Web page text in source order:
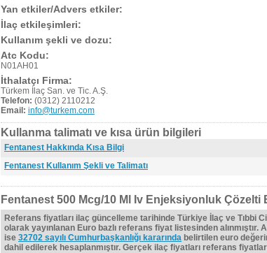
Yan etkiler/Advers etkiler:
İlaç etkileşimleri:
Kullanım şekli ve dozu:
Atc Kodu:
N01AH01
İthalatçı Firma:
Türkem İlaç San. ve Tic. A.Ş.
Telefon: (0312) 2110212
Email: info@turkem.com
Kullanma talimatı ve kısa ürün bilgileri
Fentanest Hakkında Kısa Bilgi
Fentanest Kullanım Şekli ve Talimatı
Fentanest 500 Mcg/10 Ml Iv Enjeksiyonluk Çözelti
Referans fiyatları ilaç güncelleme tarihinde Türkiye İlaç ve Tıbbi
olarak yayınlanan Euro bazlı referans fiyat listesinden alınmıştır.
ise 32702 sayılı Cumhurbaşkanlığı kararında belirtilen euro
dahil edilerek hesaplanmıştır. Gerçek ilaç fiyatları referans